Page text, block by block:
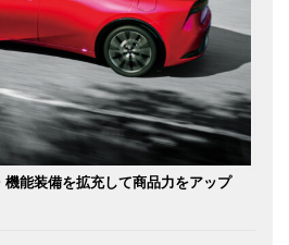
機能装備を拡充して商品力をアップ